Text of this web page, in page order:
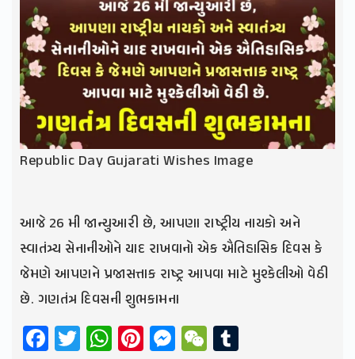
Republic Day Gujarati Wishes Image
આજે 26 મી જાન્યુઆરી છે, આપણા રાષ્ટ્રીય નાયકો અને
સ્વાતંત્ર્ય સેનાનીઓને યાદ રાખવાનો એક ઐતિહાસિક દિવસ કે
જેમણે આપણને પ્રજાસત્તાક રાષ્ટ્ર આપવા માટે મુશ્કેલીઓ વેઠી
છે. ગણતંત્ર દિવસની શુભકામના
Facebook
Twitter
WhatsApp
Pinterest
Messenger
WeChat